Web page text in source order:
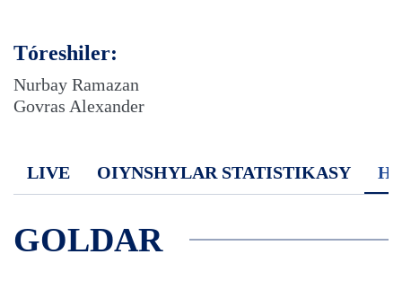
Tóreshiler:
Nurbay Ramazan
Govras Alexander
LIVE OIYNSHYLAR STATISTIKASY
GOLDAR